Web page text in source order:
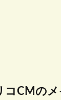
コCMの